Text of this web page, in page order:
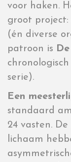
voor haken.
groot project:
(én diverse
patroon is
serie).
Een
standaard
24 vasten.
lichaam